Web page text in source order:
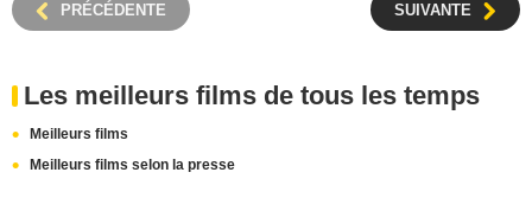
PRÉCÉDENTE SUIVANTE
Les meilleurs films de tous les temps
Meilleurs films
Meilleurs films selon la presse